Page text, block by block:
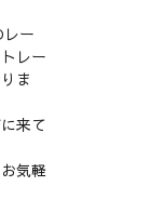
ー
レー
ま
来て
気軽